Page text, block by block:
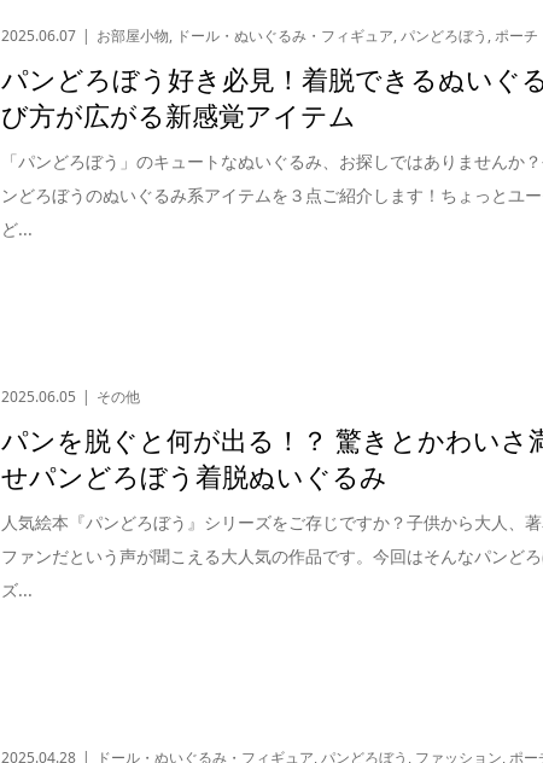
2025.06.07 お部屋小物, ドール・ぬいぐるみ・フィギュア,パンどろぼう ,ポーチ
パンどろぼう好き必見！着脱できるぬいぐ
び方が広がる新感覚アイテム
「パンどろぼう」のキュートなぬいぐるみ、お探しではありませんか
ンどろぼうのぬいぐるみ系アイテムを３点ご紹介します！ちょっとユ
ど...
2025.06.05 その他
パンを脱ぐと何が出る！？ 驚きとかわいさ
せパンどろぼう着脱ぬいぐるみ
人気絵本『パンどろぼう』シリーズをご存じですか？子供から大人、
ファンだという声が聞こえる大人気の作品です。今回はそんなパンど
ズ...
2025.04.28 ドール・ぬいぐるみ・フィギュア,パンどろぼう, ファッション,ポー